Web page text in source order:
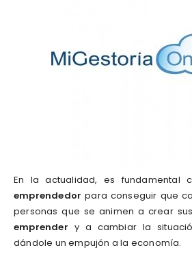
En la actualidad, es fundamental
emprendedor para conseguir que
personas que se animen a crear
emprender y a cambiar la
dándole un empujón a la economía.